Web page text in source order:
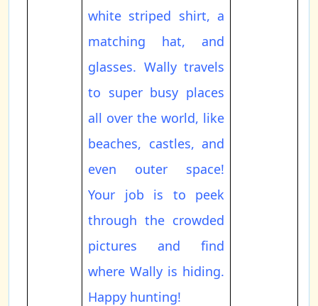
white striped shirt, a
matching hat, and
glasses. Wally travels
to super busy places
all over the world, like
beaches, castles, and
even outer space!
Your job is to peek
through the crowded
pictures and find
where Wally is hiding.
Happy hunting!